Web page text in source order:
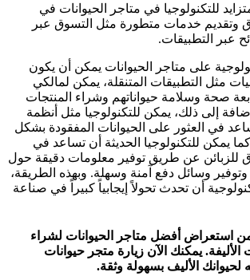
للتكنولوجيا في متاجر الحيوانات في
وتقديم خدمات متطورة مثل التسوق عبر
عبر التطبيقات.
على متاجر الحيوانات يمكن أن يكون
مثل التطبيقات المتنقلة، يمكن لمالكي
صحة وسلامة حيواناتهم وشراء المنتجات
إلى ذلك، يمكن للتكنولوجيا مثل أنظمة
في العثور على الحيوانات المفقودة بشكل
يمكن للتكنولوجيا الحديثة أن تساعد في
للزبائن عن طريق توفير معلومات دقيقة حول
وسائل دفع آمنة وسهلة. وبهذه الطريقة،
أن تحدث تحولاً إيجابياً كبيراً في صناعة
من استعراض أفضل متاجر الحيوانات لشراء
يمكنك الآن زيارة متجر حيوانات
لحيوانك الأليف بسهولة وثقة.